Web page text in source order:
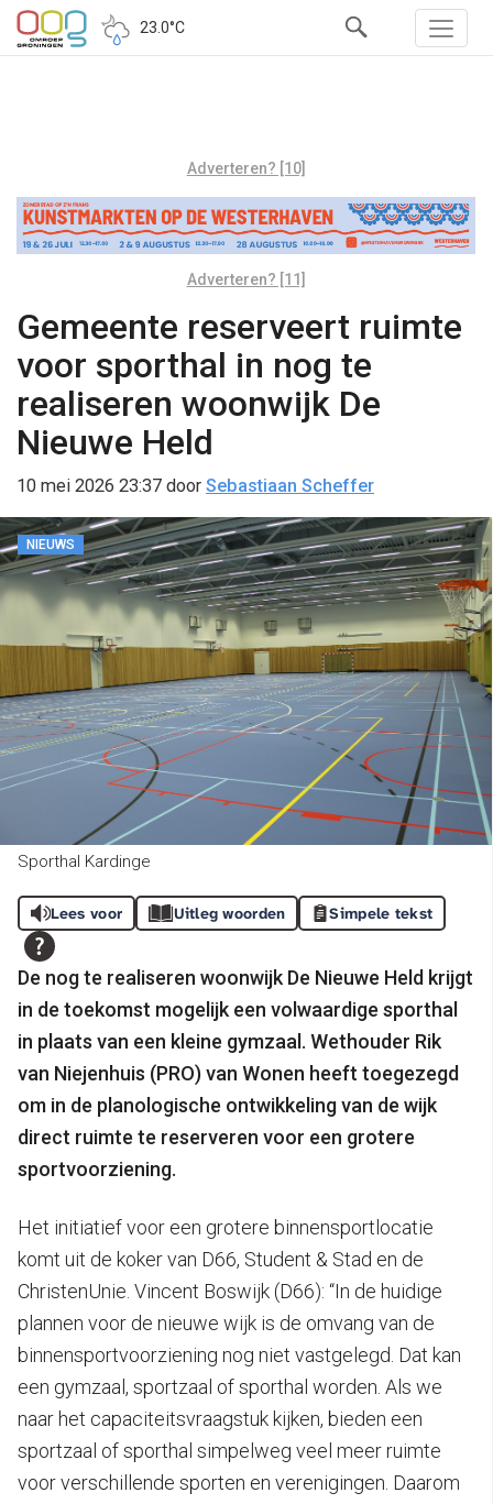
23.0°C
Adverteren? [10]
Adverteren? [11]
Gemeente reserveert ruimte
voor sporthal in nog te
realiseren woonwijk De
Nieuwe Held
10 mei 2026 23:37 door Sebastiaan Scheffer
NIEUWS
Sporthal Kardinge
Lees voor Uitleg woorden Simpele tekst
De nog te realiseren woonwijk De Nieuwe Held krijgt
in de toekomst mogelijk een volwaardige sporthal
in plaats van een kleine gymzaal. Wethouder Rik
van Niejenhuis (PRO) van Wonen heeft toegezegd
om in de planologische ontwikkeling van de wijk
direct ruimte te reserveren voor een grotere
sportvoorziening.
Het initiatief voor een grotere binnensportlocatie
komt uit de koker van D66, Student & Stad en de
ChristenUnie. Vincent Boswijk (D66): “In de huidige
plannen voor de nieuwe wijk is de omvang van de
binnensportvoorziening nog niet vastgelegd. Dat kan
een gymzaal, sportzaal of sporthal worden. Als we
naar het capaciteitsvraagstuk kijken, bieden een
sportzaal of sporthal simpelweg veel meer ruimte
voor verschillende sporten en verenigingen. Daarom